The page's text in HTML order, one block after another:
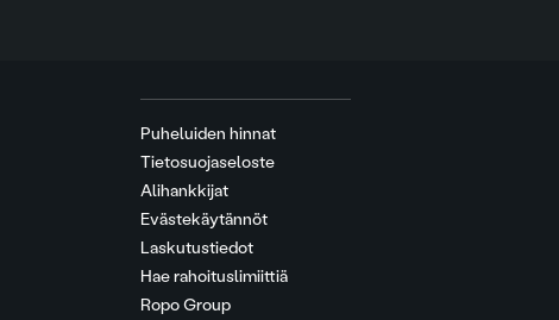
Puheluiden hinnat
Tietosuojaseloste
Alihankkijat
Evästekäytännöt
Laskutustiedot
Hae rahoituslimiittiä
Ropo Group